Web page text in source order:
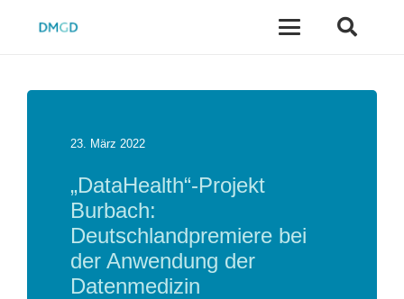
23. März 2022
„DataHealth“-Projekt
Burbach:
Deutschlandpremiere bei
der Anwendung der
Datenmedizin